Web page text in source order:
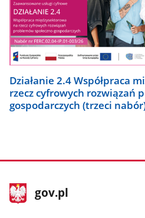
Działanie 2.4 Współpraca
rzecz cyfrowych rozwiązań
gospodarczych (trzeci
stopka
gov.plStrona
gov.pl